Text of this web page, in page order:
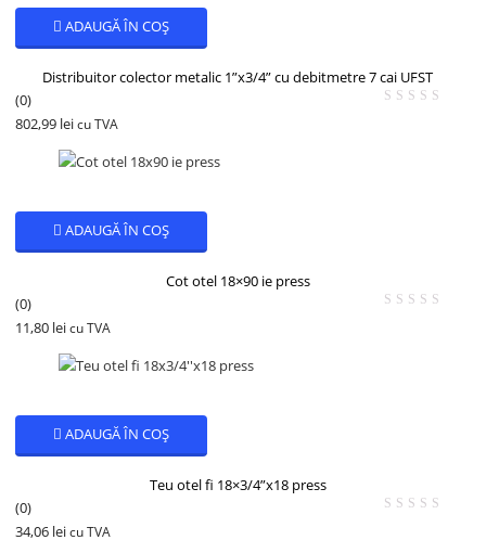
ADAUGĂ ÎN COȘ
Distribuitor colector metalic 1”x3/4” cu debitmetre 7 cai UFST
(0)
802,99 lei cu TVA
ADAUGĂ ÎN COȘ
Cot otel 18×90 ie press
(0)
11,80 lei cu TVA
ADAUGĂ ÎN COȘ
Teu otel fi 18×3/4”x18 press
(0)
34,06 lei cu TVA